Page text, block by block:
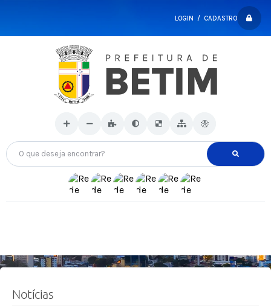
LOGIN / CADASTRO
O que deseja encontrar?
Notícias